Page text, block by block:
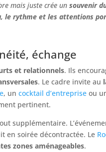
mais juste crée unsouvenir
le rythme et les attentions
échange
et relationnels. Ils
. Le cadre invite au
, uncocktail d’entreprise ou
pertinent.
supplémentaire.
en soirée décontractée. Le
zones aménageables.